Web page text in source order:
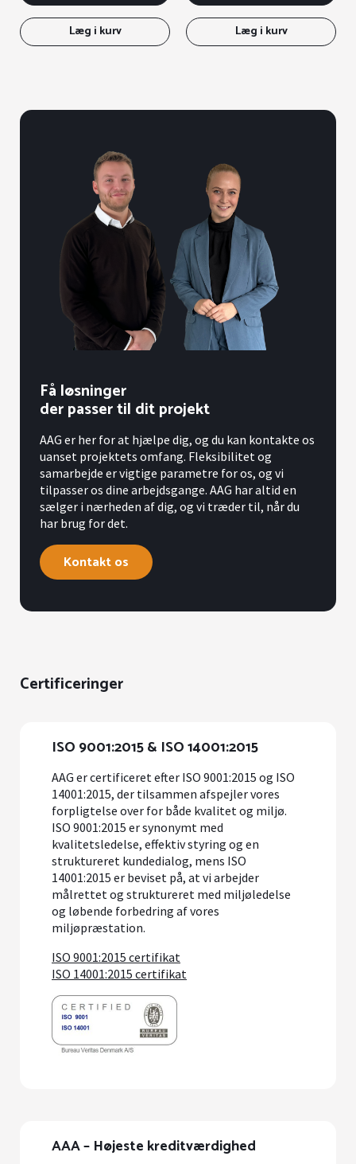
Læg i kurv Læg i kurv
Få løsninger
der passer til dit projekt
AAG er her for at hjælpe dig, og du kan kontakte os
uanset projektets omfang. Fleksibilitet og
samarbejde er vigtige parametre for os, og vi
tilpasser os dine arbejdsgange. AAG har altid en
sælger i nærheden af dig, og vi træder til, når du
har brug for det.
Kontakt os
Certificeringer
ISO 9001:2015 & ISO 14001:2015
AAG er certificeret efter ISO 9001:2015 og ISO
14001:2015, der tilsammen afspejler vores
forpligtelse over for både kvalitet og miljø.
ISO 9001:2015 er synonymt med
kvalitetsledelse, effektiv styring og en
struktureret kundedialog, mens ISO
14001:2015 er beviset på, at vi arbejder
målrettet og struktureret med miljøledelse
og løbende forbedring af vores
miljøpræstation.
ISO 9001:2015 certifikat
ISO 14001:2015 certifikat
AAA – Højeste kreditværdighed